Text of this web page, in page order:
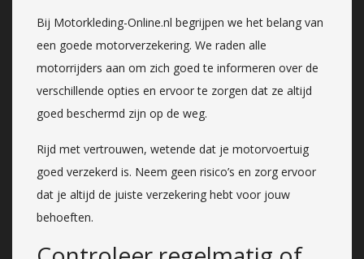
Bij Motorkleding-Online.nl begrijpen we het belang van
een goede motorverzekering. We raden alle
motorrijders aan om zich goed te informeren over de
verschillende opties en ervoor te zorgen dat ze altijd
goed beschermd zijn op de weg.
Rijd met vertrouwen, wetende dat je motorvoertuig
goed verzekerd is. Neem geen risico’s en zorg ervoor
dat je altijd de juiste verzekering hebt voor jouw
behoeften.